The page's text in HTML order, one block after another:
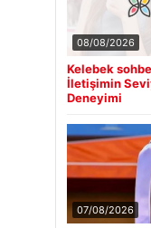
08/08/2026
Kelebek
İletişimin
Deneyimi
07/08/2026